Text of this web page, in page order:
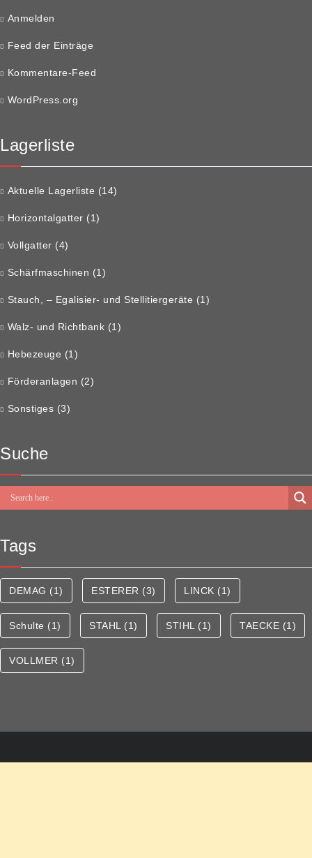
Anmelden
Feed der Einträge
Kommentare-Feed
WordPress.org
Lagerliste
Aktuelle Lagerliste (14)
Horizontalgatter (1)
Vollgatter (4)
Schärfmaschinen (1)
Stauch, – Egalisier- und Stellitiergeräte (1)
Walz- und Richtbank (1)
Hebezeuge (1)
Förderanlagen (2)
Sonstiges (3)
Suche
Tags
DEMAG (1) ESTERER (3) LINCK (1)
Schulte (1) STAHL (1) STIHL (1) TAECKE (1)
VOLLMER (1)